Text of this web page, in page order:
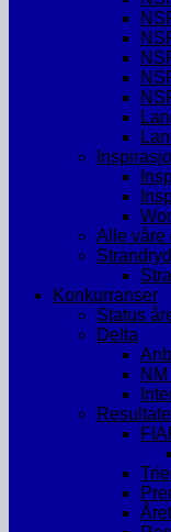
Alle våre
Konkurranser
Status
Delta